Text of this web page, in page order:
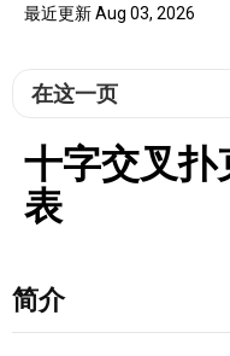
最近更新 Aug 03, 2026
在这一页
十字交叉扑
表
简介